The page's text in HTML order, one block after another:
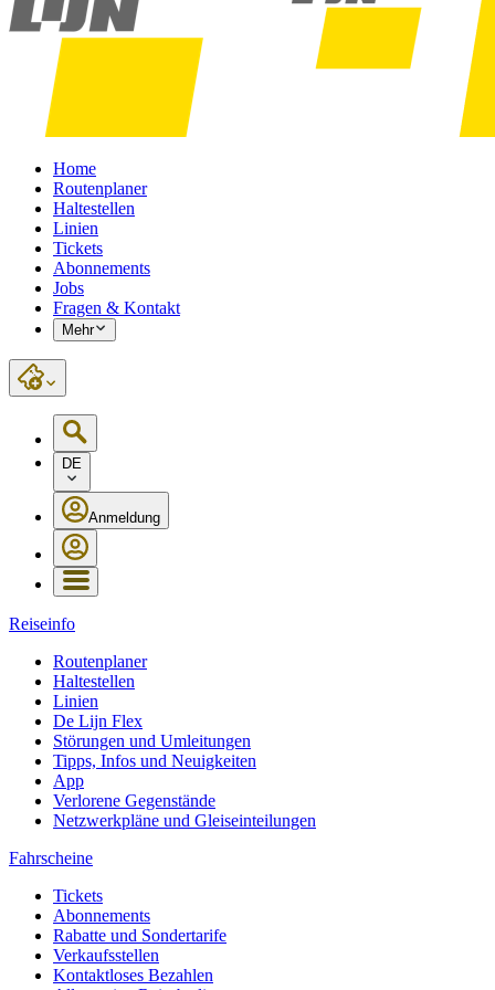
Home
Routenplaner
Haltestellen
Linien
Tickets
Abonnements
Jobs
Fragen & Kontakt
Mehr
DE
Anmeldung
Reiseinfo
Routenplaner
Haltestellen
Linien
De Lijn Flex
Störungen und Umleitungen
Tipps, Infos und Neuigkeiten
App
Verlorene Gegenstände
Netzwerkpläne und Gleiseinteilungen
Fahrscheine
Tickets
Abonnements
Rabatte und Sondertarife
Verkaufsstellen
Kontaktloses Bezahlen